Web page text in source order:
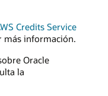
Credits Service
más información.
Oracle
la